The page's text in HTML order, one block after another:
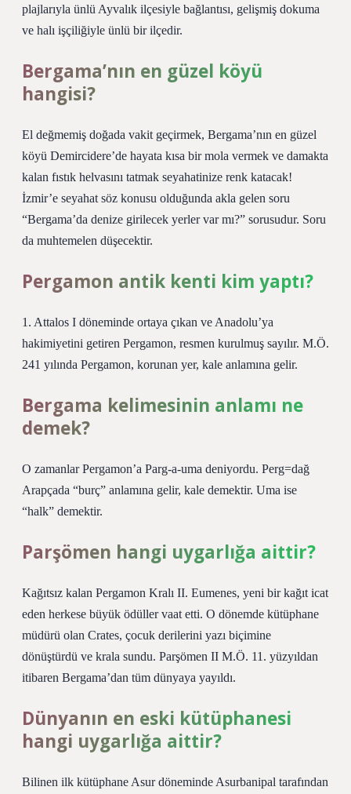
plajlarıyla ünlü Ayvalık ilçesiyle bağlantısı, gelişmiş dokuma
ve halı işçiliğiyle ünlü bir ilçedir.
Bergama’nın en güzel köyü
hangisi?
El değmemiş doğada vakit geçirmek, Bergama’nın en güzel
köyü Demircidere’de hayata kısa bir mola vermek ve damakta
kalan fıstık helvasını tatmak seyahatinize renk katacak!
İzmir’e seyahat söz konusu olduğunda akla gelen soru
“Bergama’da denize girilecek yerler var mı?” sorusudur. Soru
da muhtemelen düşecektir.
Pergamon antik kenti kim yaptı?
1. Attalos I döneminde ortaya çıkan ve Anadolu’ya
hakimiyetini getiren Pergamon, resmen kurulmuş sayılır. M.Ö.
241 yılında Pergamon, korunan yer, kale anlamına gelir.
Bergama kelimesinin anlamı ne
demek?
O zamanlar Pergamon’a Parg-a-uma deniyordu. Perg=dağ
Arapçada “burç” anlamına gelir, kale demektir. Uma ise
“halk” demektir.
Parşömen hangi uygarlığa aittir?
Kağıtsız kalan Pergamon Kralı II. Eumenes, yeni bir kağıt icat
eden herkese büyük ödüller vaat etti. O dönemde kütüphane
müdürü olan Crates, çocuk derilerini yazı biçimine
dönüştürdü ve krala sundu. Parşömen II M.Ö. 11. yüzyıldan
itibaren Bergama’dan tüm dünyaya yayıldı.
Dünyanın en eski kütüphanesi
hangi uygarlığa aittir?
Bilinen ilk kütüphane Asur döneminde Asurbanipal tarafından